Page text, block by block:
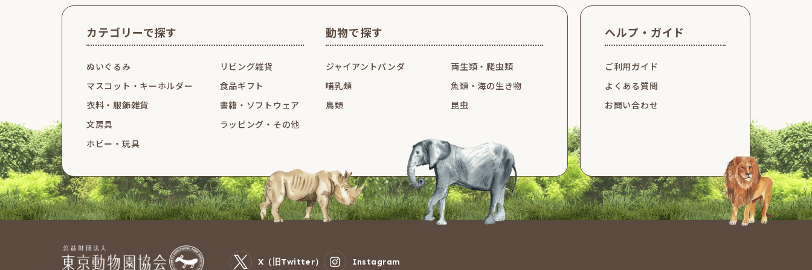
カテゴリーで探す
ぬいぐるみ
マスコット・ キーホルダー
衣料・服飾雑貨
文房具
ホビー・玩具
リビング雑貨
食品ギフト
書籍・ソフトウェア
ラッピング・その他
動物で探す
ジャイアントパンダ
哺乳類
鳥類
両生類・爬虫類
魚類・海の生き物
昆虫
ヘルプ・ガイド
ご利用ガイド
よくある質問
お問い合わせ
X（旧Twitter） Instagram